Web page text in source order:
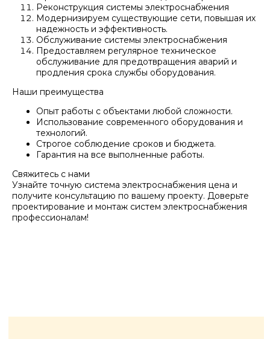
Реконструкция системы электроснабжения
Модернизируем существующие сети, повышая их
надежность и эффективность.
Обслуживание системы электроснабжения
Предоставляем регулярное техническое
обслуживание для предотвращения аварий и
продления срока службы оборудования.
Наши преимущества
Опыт работы с объектами любой сложности.
Использование современного оборудования и
технологий.
Строгое соблюдение сроков и бюджета.
Гарантия на все выполненные работы.
Свяжитесь с нами
Узнайте точную система электроснабжения цена и
получите консультацию по вашему проекту. Доверьте
проектирование и монтаж систем электроснабжения
профессионалам!
Я даю согласие на обработку
персональных данных и
соглашаюсь с
ОСТАЛИСЬ ВОПРОСЫ?
Отправьте заявку и мы
свяжемся с вами так скоро,
насколько это возможно